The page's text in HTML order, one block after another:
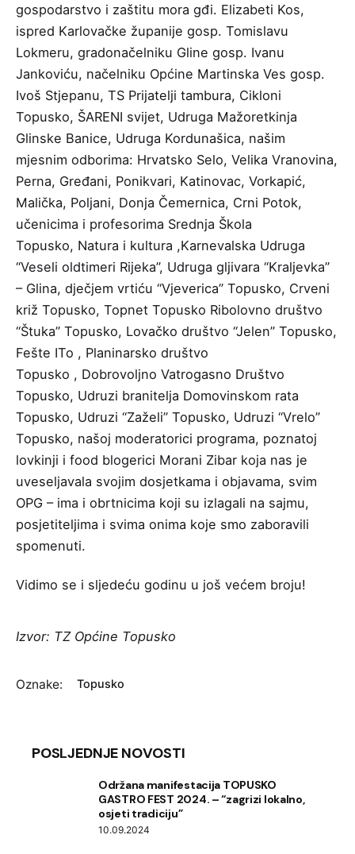
gospodarstvo i zaštitu mora gđi. Elizabeti Kos,
ispred Karlovačke županije gosp. Tomislavu
Lokmeru, gradonačelniku Gline gosp. Ivanu
Jankoviću, načelniku Općine Martinska Ves gosp.
Ivoš Stjepanu, TS Prijatelji tambura, Cikloni
Topusko, ŠARENI svijet, Udruga Mažoretkinja
Glinske Banice, Udruga Kordunašica, našim
mjesnim odborima: Hrvatsko Selo, Velika Vranovina,
Perna, Gređani, Ponikvari, Katinovac, Vorkapić,
Malička, Poljani, Donja Čemernica, Crni Potok,
učenicima i profesorima Srednja Škola
Topusko, Natura i kultura ,Karnevalska Udruga
“Veseli oldtimeri Rijeka”, Udruga gljivara “Kraljevka”
– Glina, dječjem vrtiću “Vjeverica” Topusko, Crveni
križ Topusko, Topnet Topusko Ribolovno društvo
“Štuka” Topusko, Lovačko društvo “Jelen” Topusko,
Fešte ITo , Planinarsko društvo
Topusko , Dobrovoljno Vatrogasno Društvo
Topusko, Udruzi branitelja Domovinskom rata
Topusko, Udruzi “Zaželi” Topusko, Udruzi “Vrelo”
Topusko, našoj moderatorici programa, poznatoj
lovkinji i food blogerici Morani Zibar koja nas je
uveseljavala svojim dosjetkama i objavama, svim
OPG – ima i obrtnicima koji su izlagali na sajmu,
posjetiteljima i svima onima koje smo zaboravili
spomenuti.
Vidimo se i sljedeću godinu u još većem broju!
Izvor: TZ Općine Topusko
Oznake: Topusko
POSLJEDNJE NOVOSTI
Održana manifestacija TOPUSKO
GASTRO FEST 2024. – “zagrizi lokalno,
osjeti tradiciju”
10.09.2024